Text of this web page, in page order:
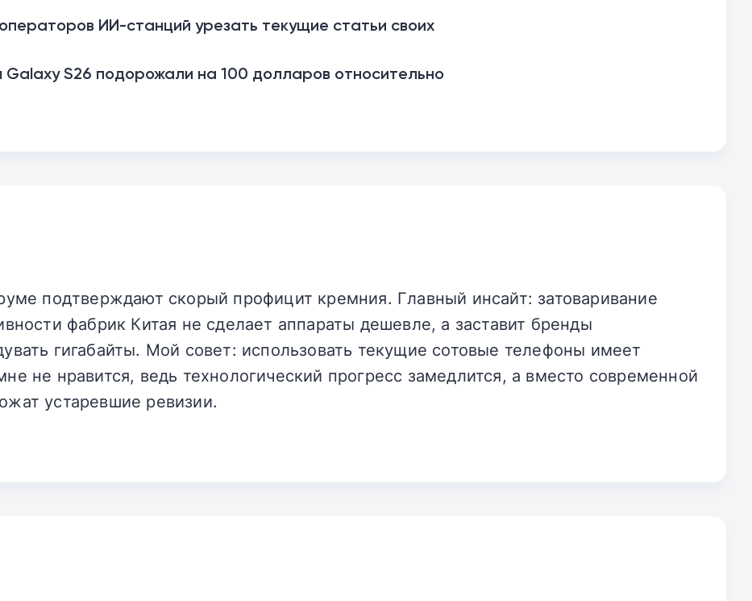
ИИ-станций урезать текущие статьи своих
S26 подорожали на 100 долларов относительно
подтверждают скорый профицит кремния. Главный инсайт: затоваривание
фабрик Китая не сделает аппараты дешевле, а заставит бренды
гигабайты. Мой совет: использовать текущие сотовые телефоны имеет
не нравится, ведь технологический прогресс замедлится, а вместо современной
устаревшие ревизии.